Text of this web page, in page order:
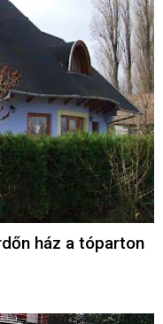
ház a tóparton